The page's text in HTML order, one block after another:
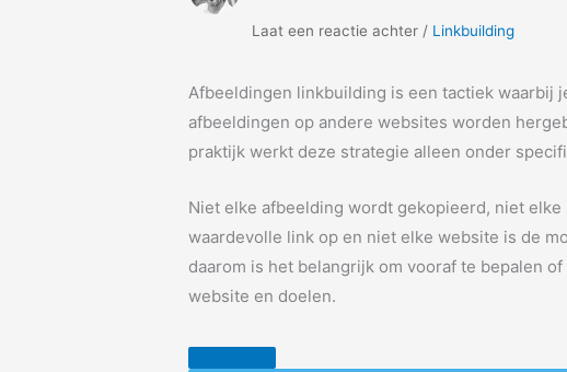
Laat een reactie achter / Linkbuilding
Afbeeldingen linkbuilding is een tactiek waarbij
afbeeldingen op andere websites worden
praktijk werkt deze strategie alleen onder
Niet elke afbeelding wordt gekopieerd, niet
waardevolle link op en niet elke website is de
daarom is het belangrijk om vooraf te bepalen
website en doelen.